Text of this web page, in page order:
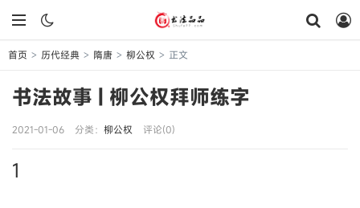
首页 > 历代经典 > 隋唐 > 柳公权 > 正文
书法故事 | 柳公权拜师练字
2021-01-06 分类： 柳公权 评论(0)
1